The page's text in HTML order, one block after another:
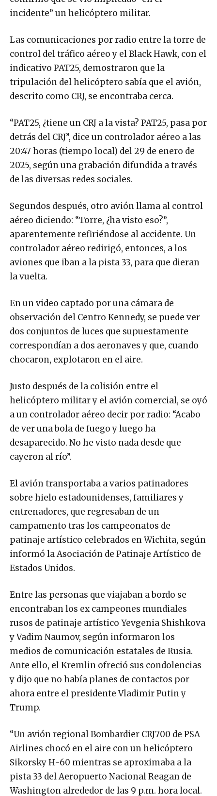
incidente” un helicóptero militar.
Las comunicaciones por radio entre la torre de
control del tráfico aéreo y el Black Hawk, con el
indicativo PAT25, demostraron que la
tripulación del helicóptero sabía que el avión,
descrito como CRJ, se encontraba cerca.
“PAT25, ¿tiene un CRJ a la vista? PAT25, pasa por
detrás del CRJ”, dice un controlador aéreo a las
20:47 horas (tiempo local) del 29 de enero de
2025, según una grabación difundida a través
de las diversas redes sociales.
Segundos después, otro avión llama al control
aéreo diciendo: “Torre, ¿ha visto eso?”,
aparentemente refiriéndose al accidente. Un
controlador aéreo redirigó, entonces, a los
aviones que iban a la pista 33, para que dieran
la vuelta.
En un video captado por una cámara de
observación del Centro Kennedy, se puede ver
dos conjuntos de luces que supuestamente
correspondían a dos aeronaves y que, cuando
chocaron, explotaron en el aire.
Justo después de la colisión entre el
helicóptero militar y el avión comercial, se oyó
a un controlador aéreo decir por radio: “Acabo
de ver una bola de fuego y luego ha
desaparecido. No he visto nada desde que
cayeron al río”.
El avión transportaba a varios patinadores
sobre hielo estadounidenses, familiares y
entrenadores, que regresaban de un
campamento tras los campeonatos de
patinaje artístico celebrados en Wichita, según
informó la Asociación de Patinaje Artístico de
Estados Unidos.
Entre las personas que viajaban a bordo se
encontraban los ex campeones mundiales
rusos de patinaje artístico Yevgenia Shishkova
y Vadim Naumov, según informaron los
medios de comunicación estatales de Rusia.
Ante ello, el Kremlin ofreció sus condolencias
y dijo que no había planes de contactos por
ahora entre el presidente Vladimir Putin y
Trump.
“Un avión regional Bombardier CRJ700 de PSA
Airlines chocó en el aire con un helicóptero
Sikorsky H-60 ​​mientras se aproximaba a la
pista 33 del Aeropuerto Nacional Reagan de
Washington alrededor de las 9 p.m. hora local.